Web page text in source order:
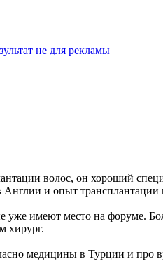
не для рекламы
волос, он хороший
и опыт трансплантации
уже имеют место на форуме.
хирург.
медицины в Турции и про